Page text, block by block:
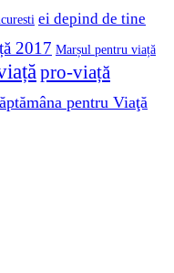
ei depind de tine
2017 Marșul pentru viață
pro-viață
pentru Viaţă